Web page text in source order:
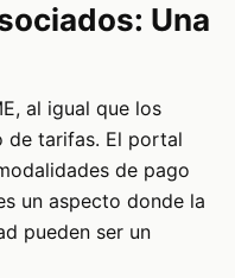
Una
al igual que los
de tarifas. El portal
de pago
un aspecto donde la
pueden ser un